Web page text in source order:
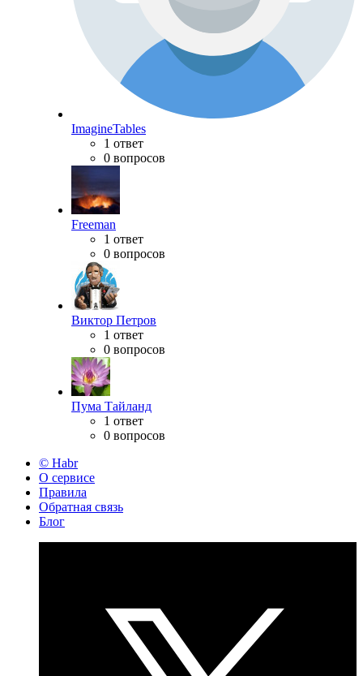
ImagineTables
1 ответ
0 вопросов
Freeman
1 ответ
0 вопросов
Виктор Петров
1 ответ
0 вопросов
Пума Тайланд
1 ответ
0 вопросов
© Habr
О сервисе
Правила
Обратная связь
Блог